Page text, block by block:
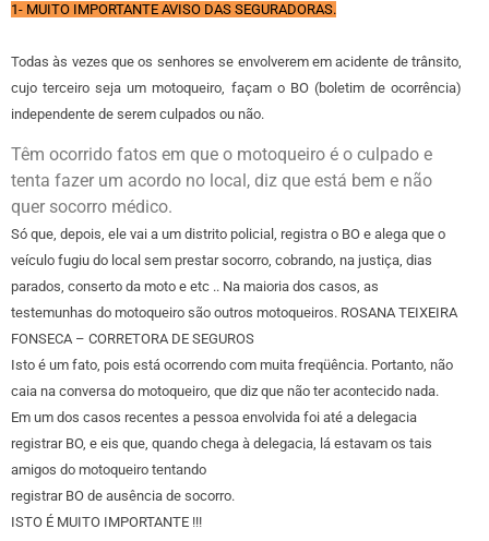
1- MUITO IMPORTANTE AVISO DAS SEGURADORAS.
Todas às vezes que os senhores se envolverem em acidente de trânsito,
cujo terceiro seja um motoqueiro, façam o BO (boletim de ocorrência)
independente de serem culpados ou não.
Têm ocorrido fatos em que o motoqueiro é o culpado e
tenta fazer um acordo no local, diz que está bem e não
quer socorro médico.
Só que, depois, ele vai a um distrito policial, registra o BO e alega que o
veículo fugiu do local sem prestar socorro, cobrando, na justiça, dias
parados, conserto da moto e etc .. Na maioria dos casos, as
testemunhas do motoqueiro são outros motoqueiros. ROSANA TEIXEIRA
FONSECA – CORRETORA DE SEGUROS
Isto é um fato, pois está ocorrendo com muita freqüência. Portanto, não
caia na conversa do motoqueiro, que diz que não ter acontecido nada.
Em um dos casos recentes a pessoa envolvida foi até a delegacia
registrar BO, e eis que, quando chega à delegacia, lá estavam os tais
amigos do motoqueiro tentando
registrar BO de ausência de socorro.
ISTO É MUITO IMPORTANTE !!!